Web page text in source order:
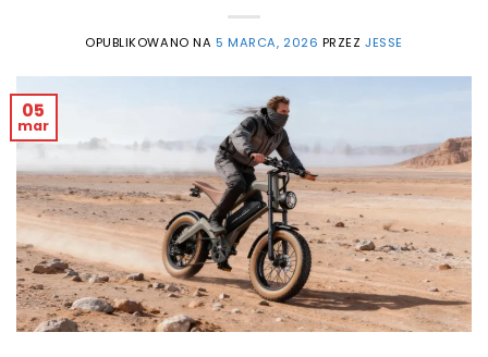
OPUBLIKOWANO NA 5 MARCA, 2026 PRZEZJESSE
05
mar